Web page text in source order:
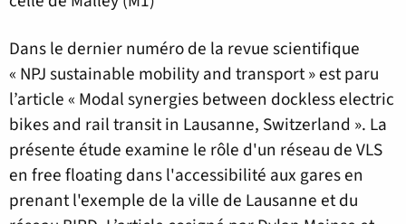
Dans le dernier numéro de la revue scientifique
« NPJ sustainable mobility and transport » est paru
l’article « Modal synergies between dockless electric
bikes and rail transit in Lausanne, Switzerland ». La
présente étude examine le rôle d'un réseau de VLS
en free floating dans l'accessibilité aux gares en
prenant l'exemple de la ville de Lausanne et du